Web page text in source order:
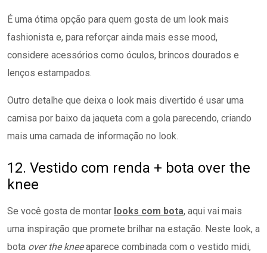
É uma ótima opção para quem gosta de um look mais
fashionista e, para reforçar ainda mais esse mood,
considere acessórios como óculos, brincos dourados e
lenços estampados.
Outro detalhe que deixa o look mais divertido é usar uma
camisa por baixo da jaqueta com a gola parecendo, criando
mais uma camada de informação no look.
12. Vestido com renda + bota over the
knee
Se você gosta de montar looks com bota, aqui vai mais
uma inspiração que promete brilhar na estação. Neste look, a
bota over the kneeaparece combinada com o vestido midi,